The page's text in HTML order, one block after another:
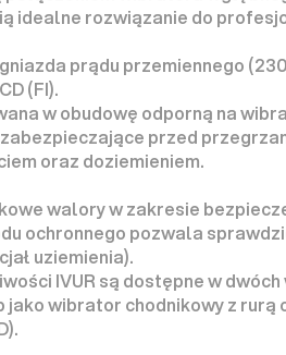
idealne rozwiązanie do
prądu przemiennego
(FI).
w obudowę odporną na
przed
oraz doziemieniem.
walory w zakresie
ochronnego pozwala
uziemienia).
IVUR są dostępne w dwóch
jako wibrator chodnikowy z rurą